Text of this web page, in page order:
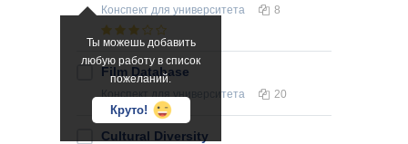
Ты можешь добавить
любую работу в список
пожеланий.
Круто!
Конспект для университета 8
Film Database
Конспектдля университета 20
Cultural Diversity